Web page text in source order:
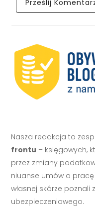
Nasza redakcja to
frontu – księgowych,
przez zmiany
niuanse umów o
własnej skórze poznali
ubezpieczeniowego.